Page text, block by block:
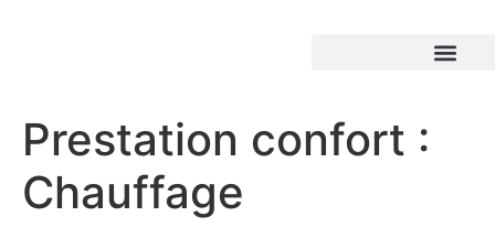
Prestation confort :
Chauffage